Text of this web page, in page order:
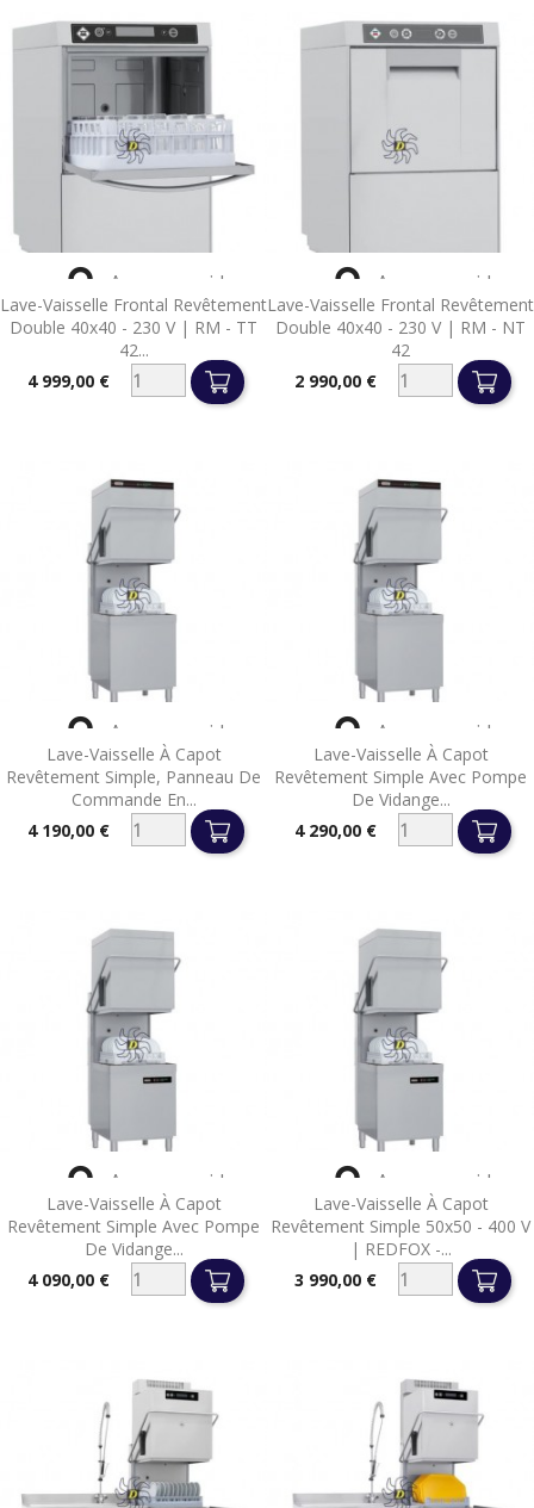
Lave-Vaisselle Frontal Revêtement
Double 40x40 - 230 V | RM - TT
42...
Prix4 999,00 €
 Aperçu rapide
Lave-Vaisselle Frontal Revêtement
Double 40x40 - 230 V | RM - NT
42
Prix2 990,00 €
 Aperçu rapide
Lave-Vaisselle À Capot
Revêtement Simple, Panneau De
Commande En...
Prix4 190,00 €
 Aperçu rapide
Lave-Vaisselle À Capot
Revêtement Simple Avec Pompe
De Vidange...
Prix4 290,00 €
 Aperçu rapide
Lave-Vaisselle À Capot
Revêtement Simple Avec Pompe
De Vidange...
Prix4 090,00 €
 Aperçu rapide
Lave-Vaisselle À Capot
Revêtement Simple 50x50 - 400 V
| REDFOX -...
Prix3 990,00 €
 Aperçu rapide